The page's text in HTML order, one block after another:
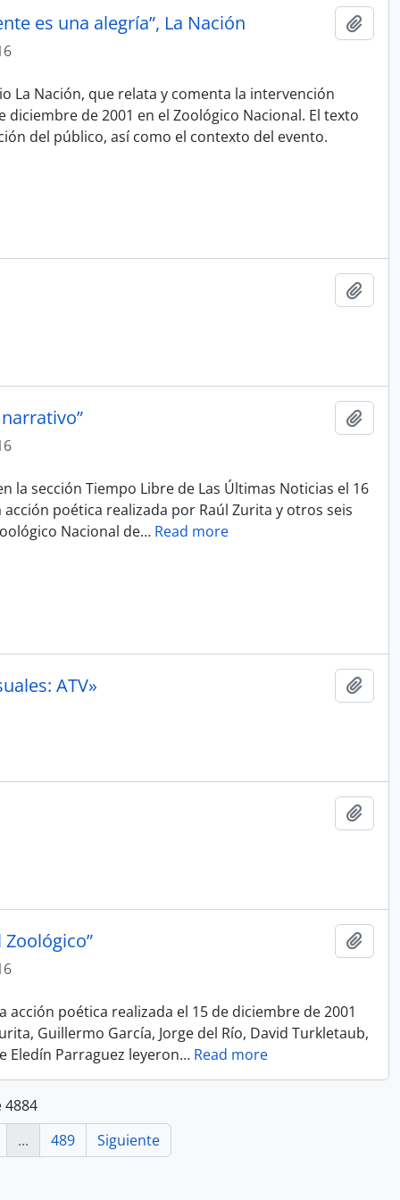
es una alegría”, La Nación
La Nación, que relata y comenta la intervención
diciembre de 2001 en el Zoológico Nacional. El texto
del público, así como el contexto del evento.
la sección Tiempo Libre de Las Últimas Noticias el 16
poética realizada por Raúl Zurita y otros seis
Nacional de… Read more
ATV»
poética realizada el 15 de diciembre de 2001
Guillermo García, Jorge del Río, David Turkletaub,
Eledín Parraguez leyeron… Read more
4884
... 489 Siguiente